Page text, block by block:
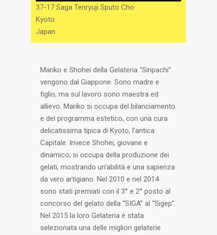
37-17 Saga Tenryuji Sputo Cho
Kyoto
Japan
Mariko e Shohei della Gelateria “Sinpachi”
vengono dal Giappone. Sono madre e
figlio, ma sul lavoro sono maestra ed
allievo. Mariko si occupa del bilanciamento
e del programma estetico, con una cura
delicatissima tipica di Kyoto, l’antica
Capitale. Invece Shohei, giovane e
dinamico, si occupa della produzione dei
gelati, mostrando un’abilità e una sapienza
da vero artigiano.Nel 2010 e nel 2014
sono stati premiati con il 3° e 2° posto al
concorso del gelato della “SIGA” al “Sigep”.
Nel 2015 la loro Gelateria è stata
selezionata una delle migliori gelaterie